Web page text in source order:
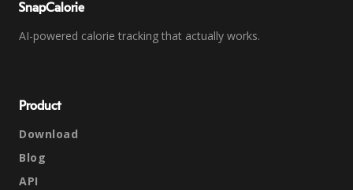
SnapCalorie
AI-powered calorie tracking that actually works.
Product
Download
Blog
API